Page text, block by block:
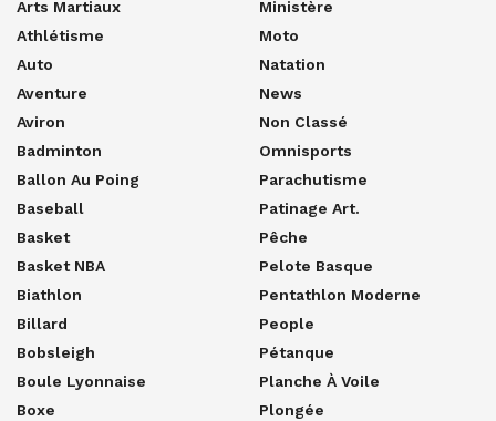
Arts Martiaux
Athlétisme
Auto
Aventure
Aviron
Badminton
Ballon Au Poing
Baseball
Basket
Basket NBA
Biathlon
Billard
Bobsleigh
Boule Lyonnaise
Boxe
Ministère
Moto
Natation
News
Non Classé
Omnisports
Parachutisme
Patinage Art.
Pêche
Pelote Basque
Pentathlon Moderne
People
Pétanque
Planche À Voile
Plongée